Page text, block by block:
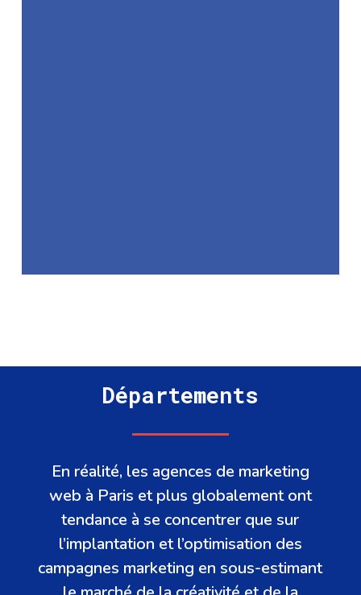
Départements
En réalité, les agences de marketing
web à Paris et plus globalement ont
tendance à se concentrer que sur
l’implantation et l’optimisation des
campagnes marketing en sous-estimant